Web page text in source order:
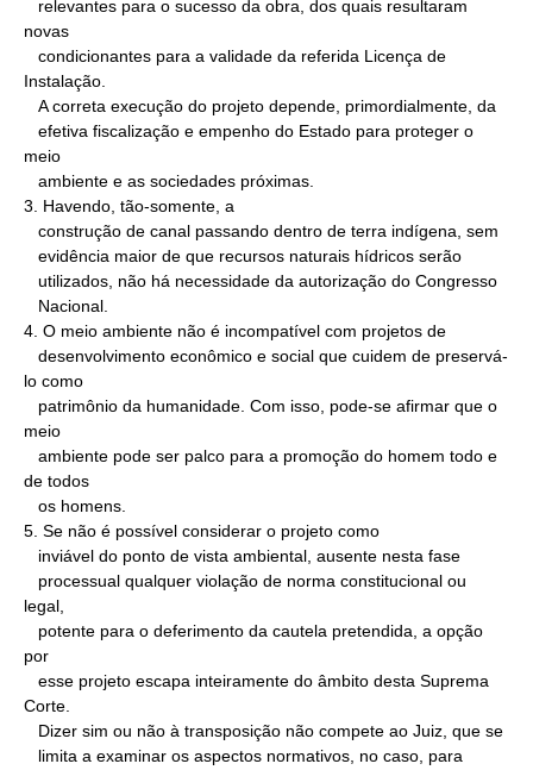
novas
Instalação.
meio
3. Havendo, tão-somente, a
4. O meio ambiente não é incompatível com projetos de
lo como
meio
de todos
5. Se não é possível considerar o projeto como
legal,
por
Corte.